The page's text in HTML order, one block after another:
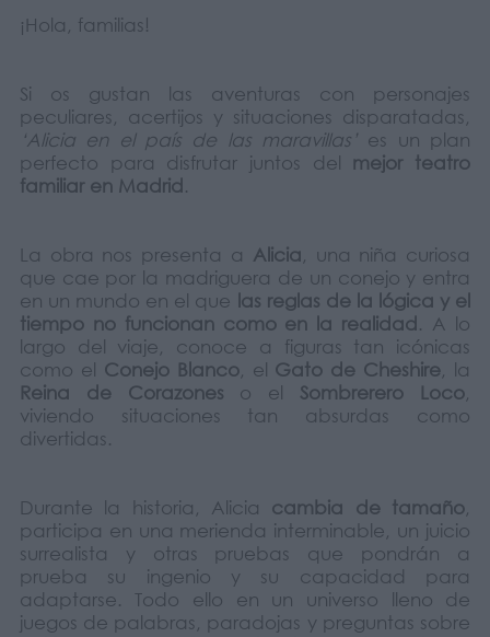
¡Hola, familias!
Si os gustan las aventuras con personajes
peculiares, acertijos y situaciones disparatadas,
‘Alicia en el país de las maravillas’ es un plan
perfecto para disfrutar juntos del mejor teatro
familiar en Madrid .
La obra nos presenta a Alicia, una niña curiosa
que cae por la madriguera de un conejo y entra
en un mundo en el que las reglas de la lógica y el
tiempo no funcionan como en la realidad . A lo
largo del viaje, conoce a figuras tan icónicas
como el Conejo Blanco, el Gato de Cheshire, la
Reina de Corazones o el Sombrerero Loco,
viviendo situaciones tan absurdas como
divertidas.
Durante la historia, Alicia cambia de tamaño,
participa en una merienda interminable, un juicio
surrealista y otras pruebas que pondrán a
prueba su ingenio y su capacidad para
adaptarse. Todo ello en un universo lleno de
juegos de palabras, paradojas y preguntas sobre